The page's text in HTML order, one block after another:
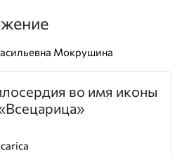
Мокрушина
во имя иконы